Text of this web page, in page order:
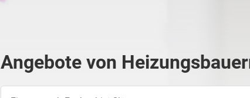
Angebote von